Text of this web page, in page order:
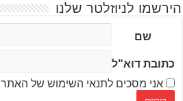
הירשמו לניוזלטר שלנו
שם
כתובת דוא"ל
אני מסכים לתנאי השימוש של האתר